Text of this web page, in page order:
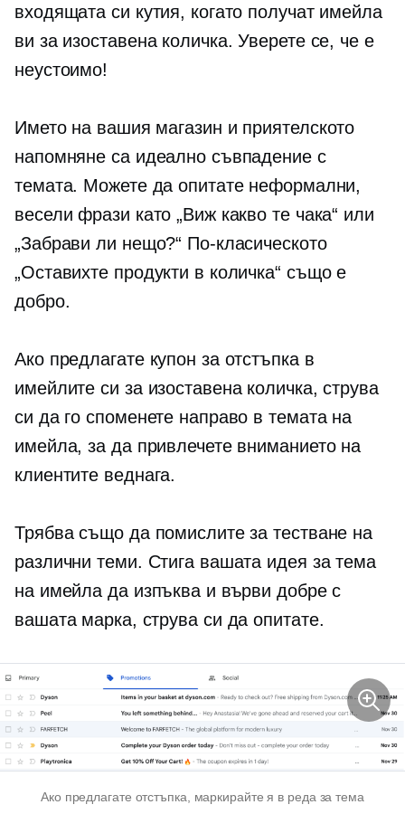
входящата си кутия, когато получат имейла
ви за изоставена количка. Уверете се, че е
неустоимо!
Името на вашия магазин и приятелското
напомняне са идеално съвпадение с
темата. Можете да опитате неформални,
весели фрази като „Виж какво те чака“ или
„Забрави ли нещо?“ По-класическото
„Оставихте продукти в количка“ също е
добро.
Ако предлагате купон за отстъпка в
имейлите си за изоставена количка, струва
си да го споменете направо в темата на
имейла, за да привлечете вниманието на
клиентите веднага.
Трябва също да помислите за тестване на
различни теми. Стига вашата идея за тема
на имейла да изпъква и върви добре с
вашата марка, струва си да опитате.
Ако предлагате отстъпка, маркирайте я в реда за тема